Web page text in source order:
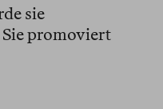
sie
Sie promoviert